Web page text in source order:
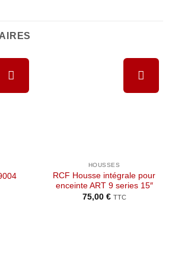
HOUSSES
RCF Housse intégrale pour
enceinte ART 9 series 15″
75,00 € TTC